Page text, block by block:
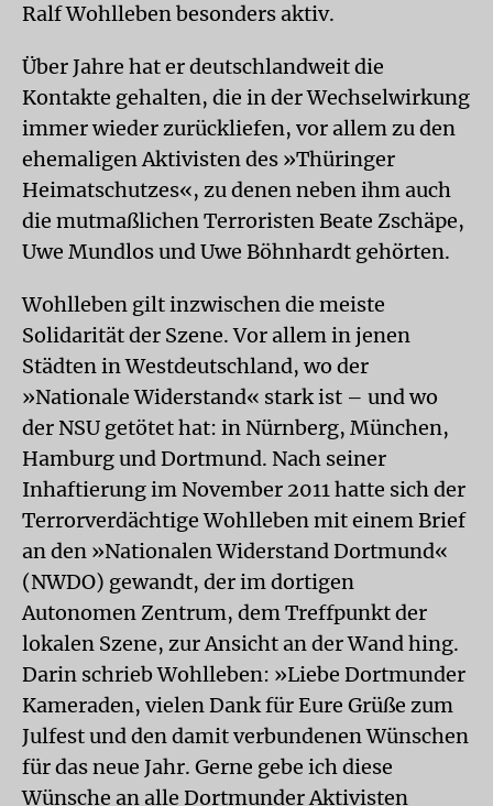
Ralf Wohlleben besonders aktiv.
Über Jahre hat er deutschlandweit die
Kontakte gehalten, die in der Wechselwirkung
immer wieder zurückliefen, vor allem zu den
ehemaligen Aktivisten des »Thüringer
Heimatschutzes«, zu denen neben ihm auch
die mutmaßlichen Terroristen Beate Zschäpe,
Uwe Mundlos und Uwe Böhnhardt gehörten.
Wohlleben gilt inzwischen die meiste
Solidarität der Szene. Vor allem in jenen
Städten in Westdeutschland, wo der
»Nationale Widerstand« stark ist – und wo
der NSU getötet hat: in Nürnberg, München,
Hamburg und Dortmund. Nach seiner
Inhaftierung im November 2011 hatte sich der
Terrorverdächtige Wohlleben mit einem Brief
an den »Nationalen Widerstand Dortmund«
(NWDO) gewandt, der im dortigen
Autonomen Zentrum, dem Treffpunkt der
lokalen Szene, zur Ansicht an der Wand hing.
Darin schrieb Wohlleben: »Liebe Dortmunder
Kameraden, vielen Dank für Eure Grüße zum
Julfest und den damit verbundenen Wünschen
für das neue Jahr. Gerne gebe ich diese
Wünsche an alle Dortmunder Aktivisten